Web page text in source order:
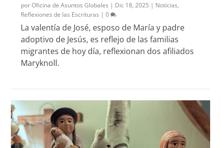
porOficina de Asuntos Globales | Dic 18, 2025 | Noticias,
Reflexiones de las Escrituras |0
La valentía de José, esposo de María y padre
adoptivo de Jesús, es reflejo de las familias
migrantes de hoy día, reflexionan dos afiliados
Maryknoll.